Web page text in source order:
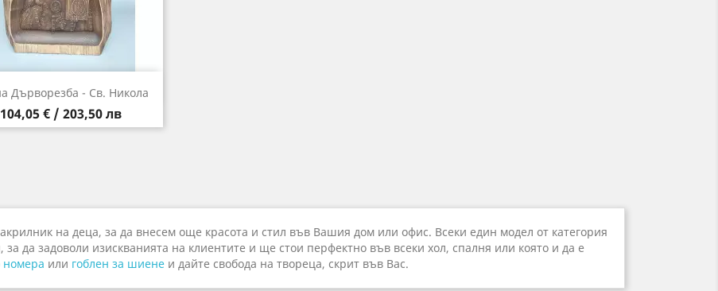
Дърворезба - Св. Никола
Цена
104,05 € / 203,50 лв
Бърз преглед
на деца, за да внесем още красота и стил във Вашия дом или офис. Всеки един модел от категория
да задоволи изискванията на клиентите и ще стои перфектно във всеки хол, спалня или която и да е
номера или гоблен за шиене и дайте свобода на твореца, скрит във Вас.